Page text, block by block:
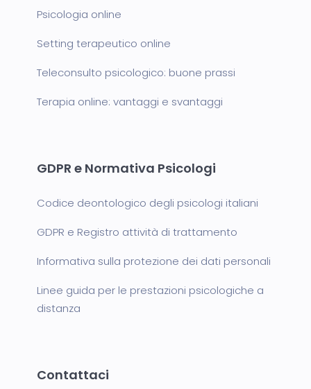
Psicologia online
Setting terapeutico online
Teleconsulto psicologico: buone prassi
Terapia online: vantaggi e svantaggi
GDPR e Normativa Psicologi
Codice deontologico degli psicologi italiani
GDPR e Registro attività di trattamento
Informativa sulla protezione dei dati personali
Linee guida per le prestazioni psicologiche a
distanza
Contattaci